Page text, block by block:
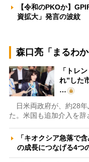
【令和のPKOか】
資拡大」発言の波紋
森口亮「まるわか
「トレ
れ”した
…
日米両政府が、約28年
た。米国も追加介入を
「キオクシア急落で
の成長につなげる4